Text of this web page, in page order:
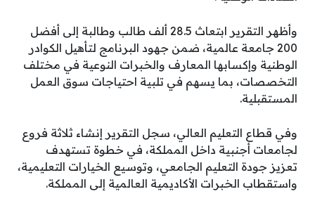
وأظهر التقرير ابتعاث 28.5 ألف طالب وطالبة إلى أفضل
200 جامعة عالمية، ضمن جهود البرنامج لتأهيل الكوادر
الوطنية وإكسابها المعارف والخبرات النوعية في مختلف
التخصصات، بما يسهم في تلبية احتياجات سوق العمل
المستقبلية.
وفي قطاع التعليم العالي، سجل التقرير إنشاء ثلاثة فروع
لجامعات أجنبية داخل المملكة، في خطوة تستهدف
تعزيز جودة التعليم الجامعي، وتوسيع الخيارات التعليمية،
واستقطاب الخبرات الأكاديمية العالمية إلى المملكة.